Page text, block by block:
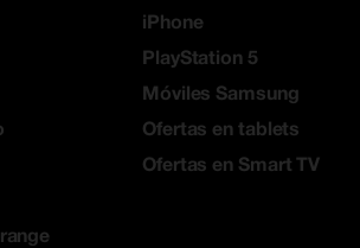
iPhone
PlayStation 5
Móviles Samsung
Ofertas en tablets
Ofertas en Smart TV